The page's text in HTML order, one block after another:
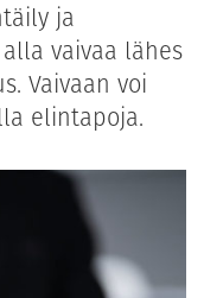
ja
vaivaa lähes
Vaivaan voi
elintapoja.